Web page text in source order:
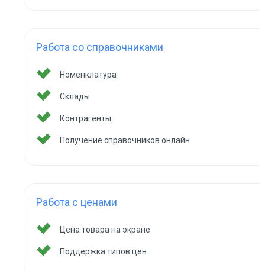
Работа со справочниками
Номенклатура
Склады
Контрагенты
Получение справочников онлайн
Работа с ценами
Цена товара на экране
Поддержка типов цен